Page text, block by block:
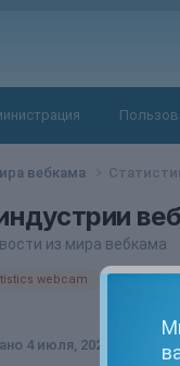
вебкама
из мира вебкама
webcam
4 июля, 2024